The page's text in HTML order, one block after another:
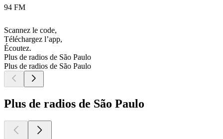
94 FM
Scannez le code,
Téléchargez l’app,
Écoutez.
Plus de radios de São Paulo
Plus de radios de São Paulo
Plus de radios de São Paulo